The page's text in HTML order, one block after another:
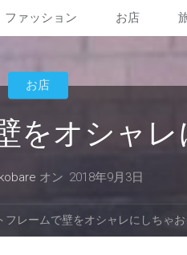
ファッション お店
をオシャ
kobare オン 2018年9月3日
お店
フレームで壁をオシャレにしちゃお